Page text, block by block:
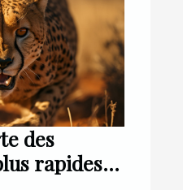
des
rapides